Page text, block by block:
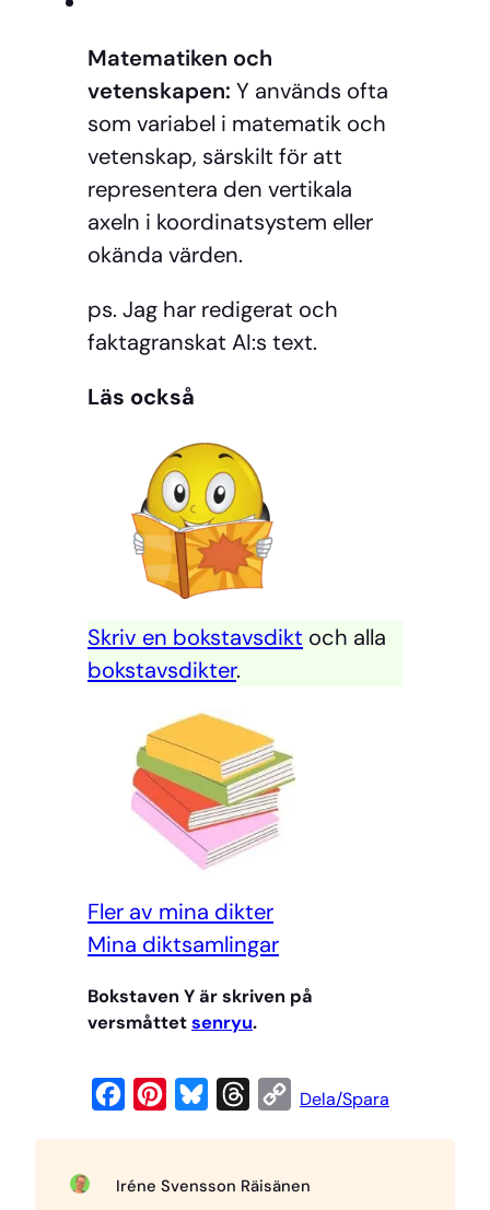
Matematiken och
vetenskapen: Y används ofta
som variabel i matematik och
vetenskap, särskilt för att
representera den vertikala
axeln i koordinatsystem eller
okända värden.
ps. Jag har redigerat och
faktagranskat AI:s text.
Läs också
Skriv en bokstavsdikt och alla
bokstavsdikter.
Fler av mina dikter
Mina diktsamlingar
Bokstaven Y är skriven på
versmåttetsenryu.
e
t
e
e
C
y
Dela/Spara
Iréne Svensson Räisänen